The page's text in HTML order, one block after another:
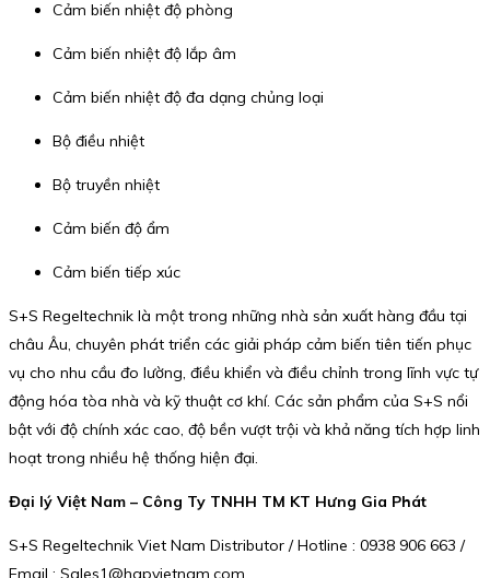
Cảm biến nhiệt độ phòng
Cảm biến nhiệt độ lắp âm
Cảm biến nhiệt độ đa dạng chủng loại
Bộ điều nhiệt
Bộ truyền nhiệt
Cảm biến độ ẩm
Cảm biến tiếp xúc
S+S Regeltechnik là một trong những nhà sản xuất hàng đầu tại
châu Âu, chuyên phát triển các giải pháp cảm biến tiên tiến phục
vụ cho nhu cầu đo lường, điều khiển và điều chỉnh trong lĩnh vực tự
động hóa tòa nhà và kỹ thuật cơ khí. Các sản phẩm của S+S nổi
bật với độ chính xác cao, độ bền vượt trội và khả năng tích hợp linh
hoạt trong nhiều hệ thống hiện đại.
Đại lý Việt Nam – Công Ty TNHH TM KT Hưng Gia Phát
S+S Regeltechnik Viet Nam Distributor / Hotline : 0938 906 663 /
Email : Sales1@hgpvietnam.com